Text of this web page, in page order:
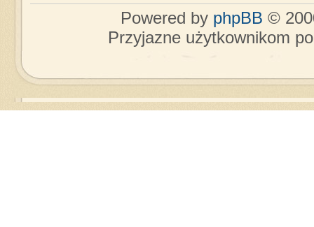
Powered by phpBB ©
Przyjazne użytkownikom